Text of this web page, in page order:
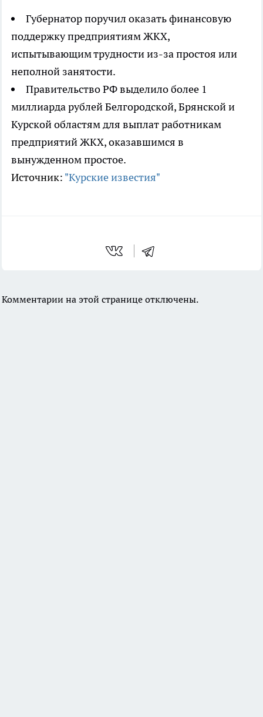
Губернатор поручил оказать финансовую
поддержку предприятиям ЖКХ,
испытывающим трудности из-за простоя или
неполной занятости.
Правительство РФ выделило более 1
миллиарда рублей Белгородской, Брянской и
Курской областям для выплат работникам
предприятий ЖКХ, оказавшимся в
вынужденном простое.
Источник: "Курские известия"
Комментарии на этой странице отключены.